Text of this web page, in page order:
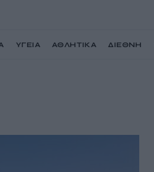
ΥΓΕΙΑ ΑΘΛΗΤΙΚΑ ΔΙΕΘΝΗ